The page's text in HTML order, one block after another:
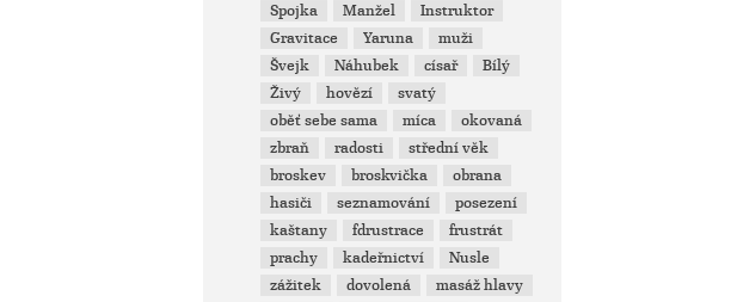
Spojka
Manžel
Instruktor
Gravitace
Yaruna
muži
Švejk
Náhubek císař
Bílý
Živý
hovězí
svatý
oběť sebe sama
míca
okovaná
zbraň
radosti
střední věk
broskev
broskvička
obrana
hasiči
seznamování
posezení
kaštany
fdrustrace
frustrát
prachy
kadeřnictví
Nusle
zážitek
dovolená
masáž hlavy